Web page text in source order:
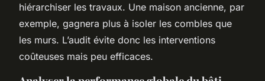
hiérarchiser les travaux. Une maison ancienne, par
exemple, gagnera plus à isoler les combles que
les murs. L’audit évite donc les interventions
coûteuses mais peu efficaces.